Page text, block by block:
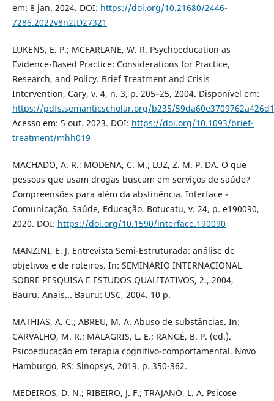
em: 8 jan. 2024. DOI: https://doi.org/10.21680/2446-
7286.2022v8n2ID27321
LUKENS, E. P.; MCFARLANE, W. R. Psychoeducation as
Evidence-Based Practice: Considerations for Practice,
Research, and Policy. Brief Treatment and Crisis
Intervention, Cary, v. 4, n. 3, p. 205–25, 2004. Disponível em:
https://pdfs.semanticscholar.org/b235/
Acesso em: 5 out. 2023. DOI: https://doi.org/10.1093/brief-
treatment/mhh019
MACHADO, A. R.; MODENA, C. M.; LUZ, Z. M. P. DA. O que
pessoas que usam drogas buscam em serviços de saúde?
Compreensões para além da abstinência. Interface -
Comunicação, Saúde, Educação, Botucatu, v. 24, p. e190090,
2020. DOI: https://doi.org/10.1590/interface.190090
MANZINI, E. J. Entrevista Semi-Estruturada: análise de
objetivos e de roteiros. In: SEMINÁRIO INTERNACIONAL
SOBRE PESQUISA E ESTUDOS QUALITATIVOS, 2., 2004,
Bauru. Anais... Bauru: USC, 2004. 10 p.
MATHIAS, A. C.; ABREU, M. A. Abuso de substâncias. In:
CARVALHO, M. R.; MALAGRIS, L. E.; RANGÉ, B. P. (ed.).
Psicoeducação em terapia cognitivo-comportamental. Novo
Hamburgo, RS: Sinopsys, 2019. p. 350-362.
MEDEIROS, D. N.; RIBEIRO, J. F.; TRAJANO, L. A. Psicose